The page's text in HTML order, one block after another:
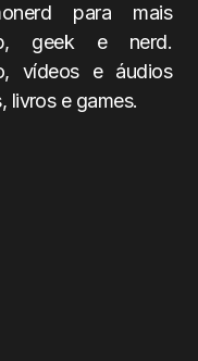
para mais
geek e nerd.
vídeos e áudios
livros e games.